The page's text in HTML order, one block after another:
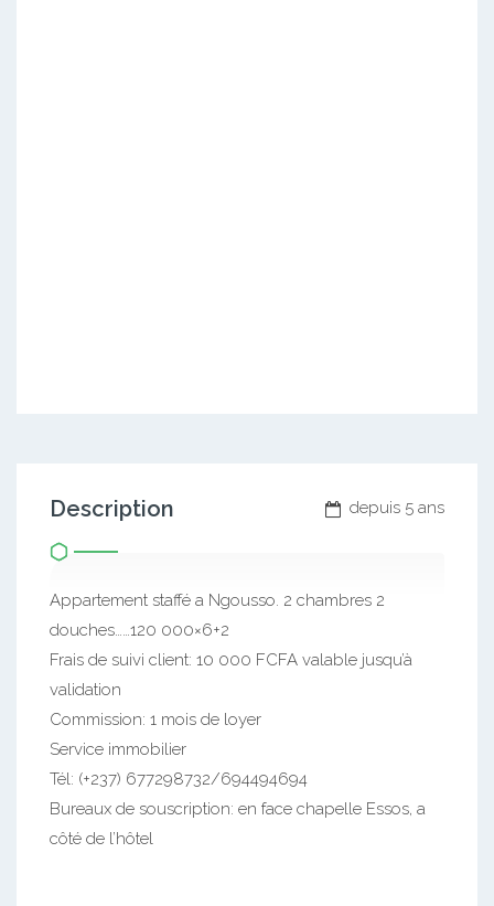
depuis 5 ans
Description
Appartement staffé a Ngousso. 2 chambres 2
douches……120 000×6+2
Frais de suivi client: 10 000 FCFA valable jusqu’à
validation
Commission: 1 mois de loyer
Service immobilier
Tél: (+237) 677298732/694494694
Bureaux de souscription: en face chapelle Essos, a
côté de l’hôtel